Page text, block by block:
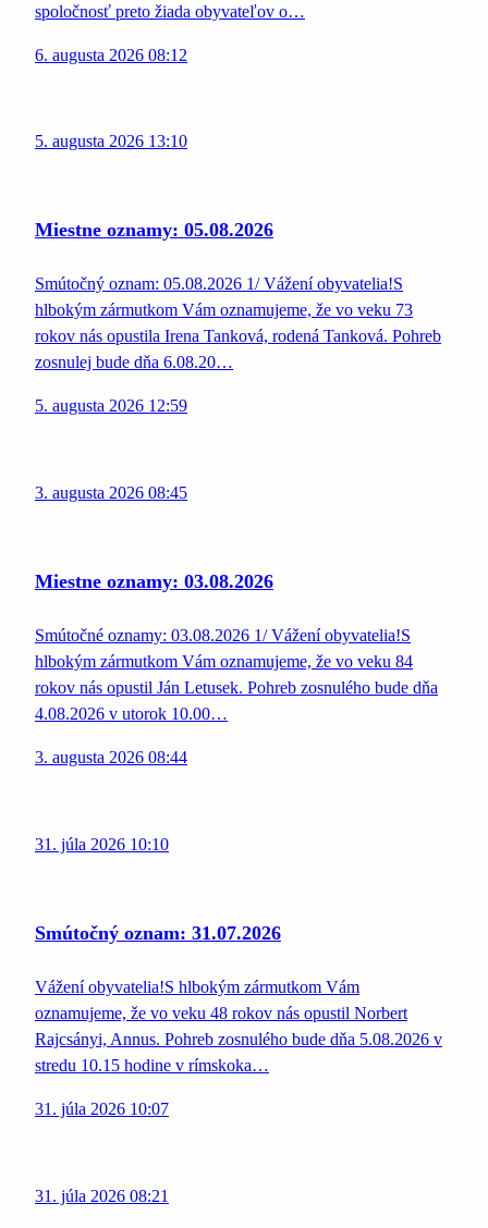
spoločnosť preto žiada obyvateľov o…
6. augusta 2026 08:12
5. augusta 2026 13:10
Miestne oznamy: 05.08.2026
Smútočný oznam: 05.08.2026 1/ Vážení obyvatelia!S
hlbokým zármutkom Vám oznamujeme, že vo veku 73
rokov nás opustila Irena Tanková, rodená Tanková. Pohreb
zosnulej bude dňa 6.08.20…
5. augusta 2026 12:59
3. augusta 2026 08:45
Miestne oznamy: 03.08.2026
Smútočné oznamy: 03.08.2026 1/ Vážení obyvatelia!S
hlbokým zármutkom Vám oznamujeme, že vo veku 84
rokov nás opustil Ján Letusek. Pohreb zosnulého bude dňa
4.08.2026 v utorok 10.00…
3. augusta 2026 08:44
31. júla 2026 10:10
Smútočný oznam: 31.07.2026
Vážení obyvatelia!S hlbokým zármutkom Vám
oznamujeme, že vo veku 48 rokov nás opustil Norbert
Rajcsányi, Annus. Pohreb zosnulého bude dňa 5.08.2026 v
stredu 10.15 hodine v rímskoka…
31. júla 2026 10:07
31. júla 2026 08:21